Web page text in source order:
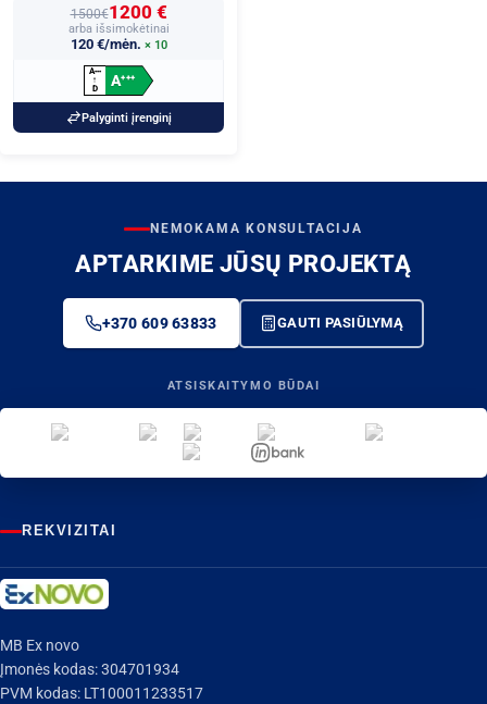
1500€1200 €
arba išsimokėtinai
120 €/mėn. × 10
A+++
↑
D
A+++
Palyginti įrenginį
NEMOKAMA KONSULTACIJA
APTARKIME JŪSŲ PROJEKTĄ
+370 609 63833 GAUTI PASIŪLYMĄ
ATSISKAITYMO BŪDAI
REKVIZITAI
MB Ex novo
Įmonės kodas: 304701934
PVM kodas: LT100011233517